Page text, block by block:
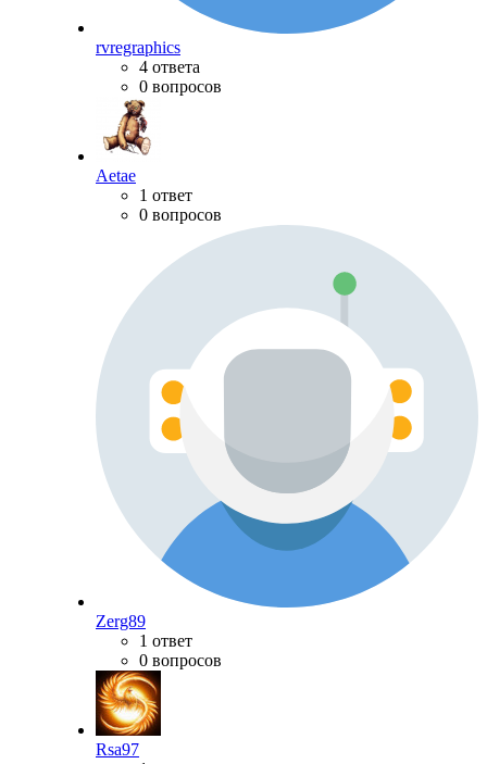
rvregraphics
4 ответа
0 вопросов
Aetae
1 ответ
0 вопросов
Zerg89
1 ответ
0 вопросов
Rsa97